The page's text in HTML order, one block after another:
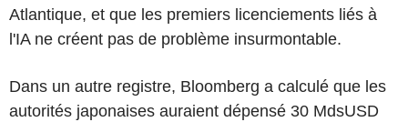
Atlantique, et que les premiers licenciements liés à
l'IA ne créent pas de problème insurmontable.
Dans un autre registre, Bloomberg a calculé que les
autorités japonaises auraient dépensé 30 MdsUSD